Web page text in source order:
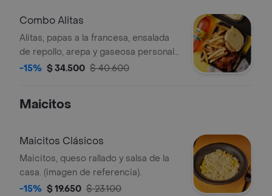
Combo Alitas
Alitas, papas a la francesa, ensalada
de repollo, arepa y gaseosa personal.
(imagen de referencia).
-15% $ 34.500 $ 40.600
Maicitos
Maicitos Clásicos
Maicitos, queso rallado y salsa de la
casa. (imagen de referencia).
-15% $ 19.650 $ 23.100